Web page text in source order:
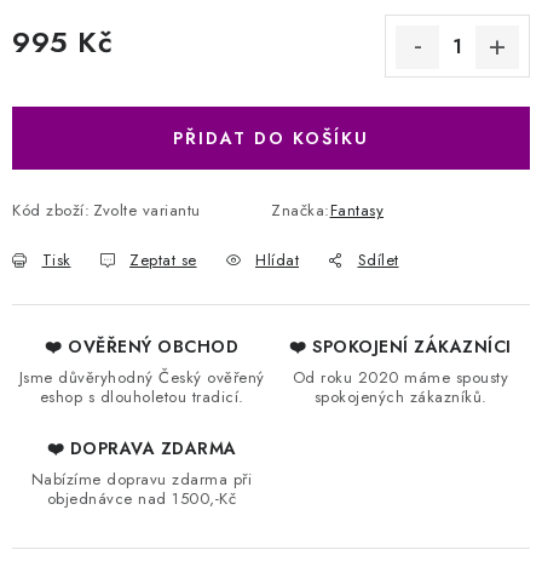
995 Kč
PŘIDAT DO KOŠÍKU
Kód zboží: Zvolte variantu Značka:Fantasy
Tisk Zeptat se Hlídat Sdílet
❤️ OVĚŘENÝ OBCHOD
Jsme důvěryhodný Český ověřený
eshop s dlouholetou tradicí.
❤️ SPOKOJENÍ ZÁKAZNÍCI
Od roku 2020 máme spousty
spokojených zákazníků.
❤️ DOPRAVA ZDARMA
Nabízíme dopravu zdarma při
objednávce nad 1500,-Kč